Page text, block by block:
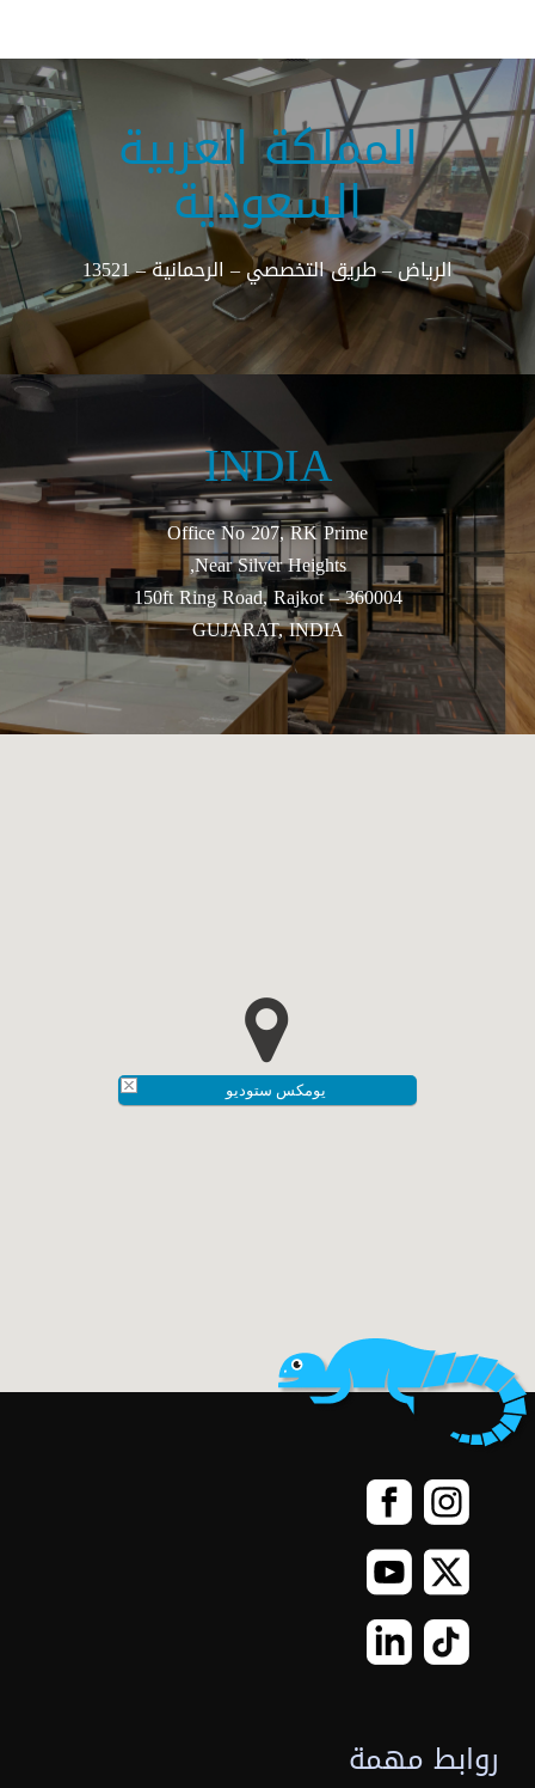
المملكة العربية
السعودية
الرياض – طريق التخصصي – الرحمانية – 13521
INDIA
Office No 207, RK Prime
Near Silver Heights,
150ft Ring Road, Rajkot – 360004
GUJARAT, INDIA
يومكس ستوديو
روابط مهمة